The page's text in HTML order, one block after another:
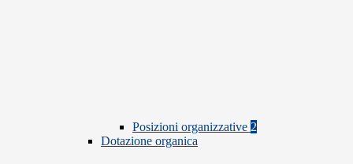
Posizioni organizzative 2
Dotazione organica